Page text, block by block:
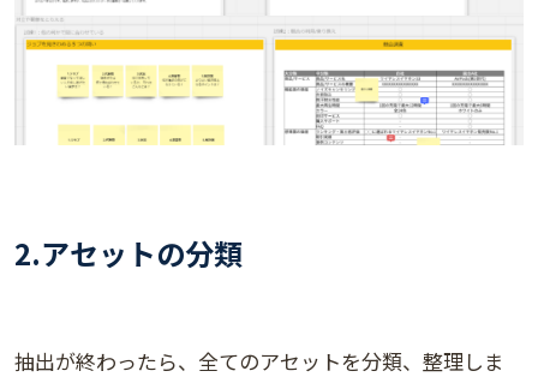
2.アセットの分類
抽出が終わったら、全てのアセットを分類、整理しま